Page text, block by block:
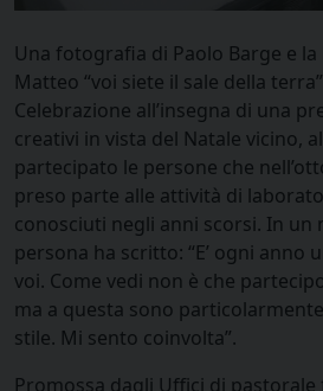
Una fotografia di Paolo Barge e
Matteo “voi siete il sale della
Celebrazione all’insegna di una
creativi in vista del Natale vicino,
partecipato le persone che
preso parte alle attività di
conosciuti negli anni scorsi. In un
persona ha scritto: “E’ ogni anno
voi. Come vedi non è che
ma a questa sono
stile. Mi sento coinvolta”.
Promossa dagli Uffici di